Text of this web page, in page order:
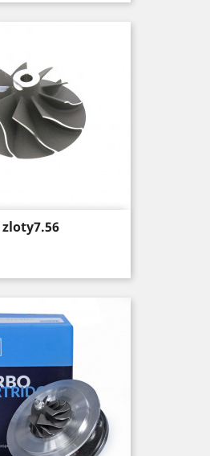
Price
zloty7.56